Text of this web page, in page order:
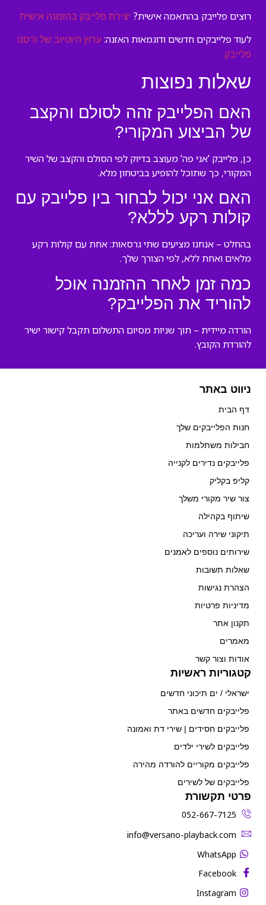
רוצים פלייבק בהתאמה אישית? יצירת פלייבק בהזמנה אישית
לעוד פלייבקים חדשים ודוגמאות האזנה: ערוץ היוטיוב של ורסנו
פלייבק
שאלות נפוצות
האם הפלייבק זהה לסולם והקצב
של הביצוע המקורי?
כן, פלייבק 'אני פה' מעוצב בדיוק לפי הסולם והקצב של השיר
המקורי, כך שתוכל להופיע בביטחון מלא.
האם אני יכול לבחור בין פלייבק עם
קולות רקע לללא?
בהחלט – אנחנו מציעים שתי גרסאות: אחת עם קולות רקע
מלאים ואחת ללא, לפי הצורך שלך.
כמה זמן לאחר ההזמנה אוכל
להוריד את הפלייבק?
הורדה מיידית – תוך שניות מסיום התשלום תקבל קישור ישיר
להורדת הקובץ.
ניווט באתר
דף הבית
חנות הפלייבקים שלך
חבילות משתלמות
פלייבקים נדירים לקנייה
קליפ בקליק
צור שיר מקורי משלך
שיתוף בקהילה
תיקוני שירה ועריכה
שירותים נוספים לאמנים
שאלות תשובות
הצהרת נגישות
מדיניות פרטיות
תקנון אתר
מאמרים
אודות וצור קשר
קטגוריות ראשיות
ישראלי / ים תיכוני חדשים
פלייבקים חדשים באתר
פלייבקים חסידים | שירי דת ואמונה
פלייבקים לשירי ילדים
פלייבקים מקוריים להורדה מהירה
פלייבקים של לשירים
פרטי תקשורת
052-667-7125
‫info@versano-playback.com‬
WhatsApp
Facebook
Instagram